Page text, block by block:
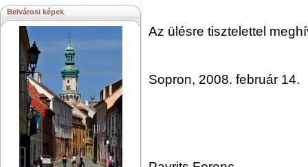
Belvárosi képek
Az ülésre tisztelettel
Sopron, 2008. február 14.